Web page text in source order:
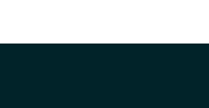
zumkardiovaskulären